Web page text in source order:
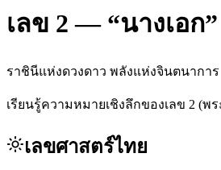
เลข 2 — “นางเอก”
ราชินีแห่งดวงดาว พลังแห่งจินตนาการ
เรียนรู้ความหมายเชิงลึกของเลข 2 (พร
เลขศาสตร์ไทย